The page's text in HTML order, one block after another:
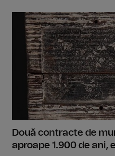
Două contracte de
aproape 1.900 de ani,